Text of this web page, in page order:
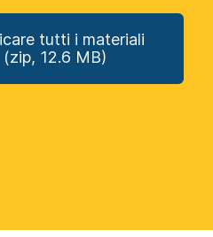
tutti i materiali
(zip, 12.6 MB)